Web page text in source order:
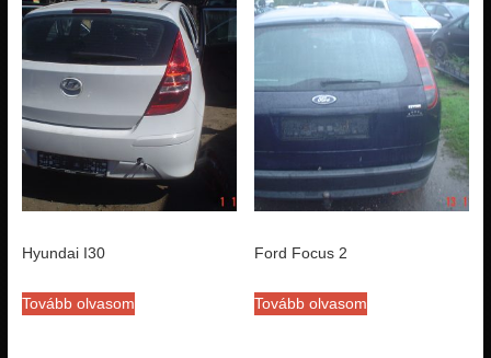
Hyundai I30
Tovább olvasom
Ford Focus 2
Tovább olvasom